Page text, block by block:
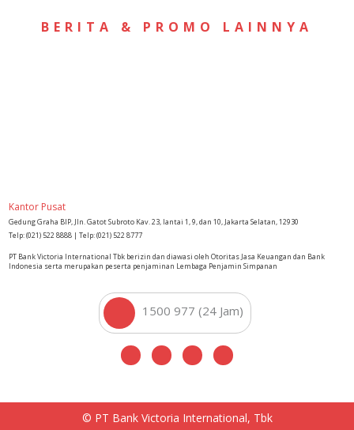
BERITA & PROMO LAINNYA
Kantor Pusat
Gedung Graha BIP, Jln. Gatot Subroto Kav. 23, lantai 1, 9, dan 10, Jakarta Selatan, 12930
Telp: (021) 522 8888 | Telp: (021) 522 8777
PT Bank Victoria International Tbk berizin dan diawasi oleh Otoritas Jasa Keuangan dan Bank
Indonesia serta merupakan peserta penjaminan Lembaga Penjamin Simpanan
1500 977 (24 Jam)
© PT Bank Victoria International, Tbk